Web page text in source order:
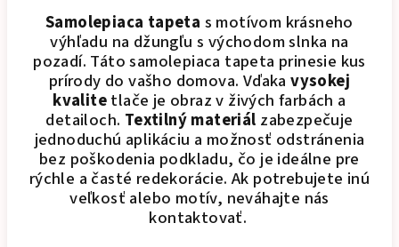
Samolepiaca tapeta s motívom krásneho
výhľadu na džungľu s východom slnka na
pozadí. Táto samolepiaca tapeta prinesie kus
prírody do vašho domova. Vďakavysokej
kvalitetlače je obraz v živých farbách a
detailoch. Textilný materiál zabezpečuje
jednoduchú aplikáciu a možnosť odstránenia
bez poškodenia podkladu, čo je ideálne pre
rýchle a časté redekorácie. Ak potrebujete inú
veľkosť alebo motív, neváhajte nás
kontaktovať.